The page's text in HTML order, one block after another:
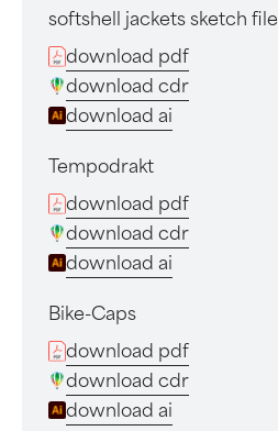
softshell jackets sketch file
download pdf
download cdr
download ai
Tempodrakt
download pdf
download cdr
download ai
Bike-Caps
download pdf
download cdr
download ai